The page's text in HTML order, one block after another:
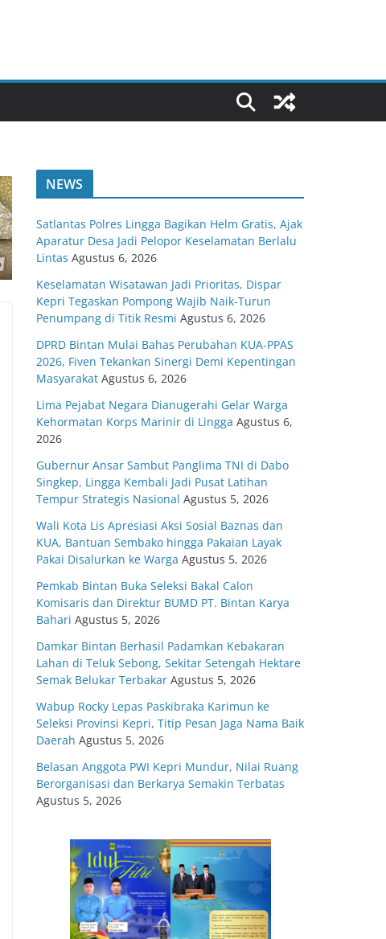
NEWS
Satlantas Polres Lingga Bagikan Helm Gratis, Ajak
Aparatur Desa Jadi Pelopor Keselamatan Berlalu
Lintas Agustus 6, 2026
Keselamatan Wisatawan Jadi Prioritas, Dispar
Kepri Tegaskan Pompong Wajib Naik-Turun
Penumpang di Titik Resmi Agustus 6, 2026
DPRD Bintan Mulai Bahas Perubahan KUA-PPAS
2026, Fiven Tekankan Sinergi Demi Kepentingan
Masyarakat Agustus 6, 2026
Lima Pejabat Negara Dianugerahi Gelar Warga
Kehormatan Korps Marinir di Lingga Agustus 6,
2026
Gubernur Ansar Sambut Panglima TNI di Dabo
Singkep, Lingga Kembali Jadi Pusat Latihan
Tempur Strategis Nasional Agustus 5, 2026
Wali Kota Lis Apresiasi Aksi Sosial Baznas dan
KUA, Bantuan Sembako hingga Pakaian Layak
Pakai Disalurkan ke Warga Agustus 5, 2026
Pemkab Bintan Buka Seleksi Bakal Calon
Komisaris dan Direktur BUMD PT. Bintan Karya
Bahari Agustus 5, 2026
Damkar Bintan Berhasil Padamkan Kebakaran
Lahan di Teluk Sebong, Sekitar Setengah Hektare
Semak Belukar Terbakar Agustus 5, 2026
Wabup Rocky Lepas Paskibraka Karimun ke
Seleksi Provinsi Kepri, Titip Pesan Jaga Nama Baik
Daerah Agustus 5, 2026
Belasan Anggota PWI Kepri Mundur, Nilai Ruang
Berorganisasi dan Berkarya Semakin Terbatas
Agustus 5, 2026